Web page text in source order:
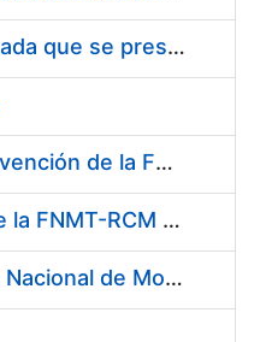
Servicios de una empresa externa para el asesoramiento y resolución de los recursos de alzada que se presentan relacionados con procesos de selección para la FNMT-RCM
Servicio de Calibración y Verificación Externa de los Equipos de Medición del Servicio de Prevención de la FNMT-RCM
Conexión mediante Fibra Óptica de los Centros de Proceso de Datos (CPDs) de las sedes de la FNMT-RCM de Burgos y Madrid
Contratación de acuerdo marco para el Suministro de Material de Electricidad para la Fábrica Nacional de Moneda y Timbre-Real Casa de la Moneda en su centro de trabajo de Burgos